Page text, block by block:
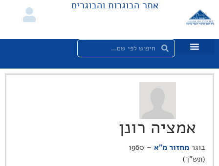
אתר הבוגרות והבוגרים
אמציה רונן
בוגר מחזור מ"א
– 1960
(תש"ך)